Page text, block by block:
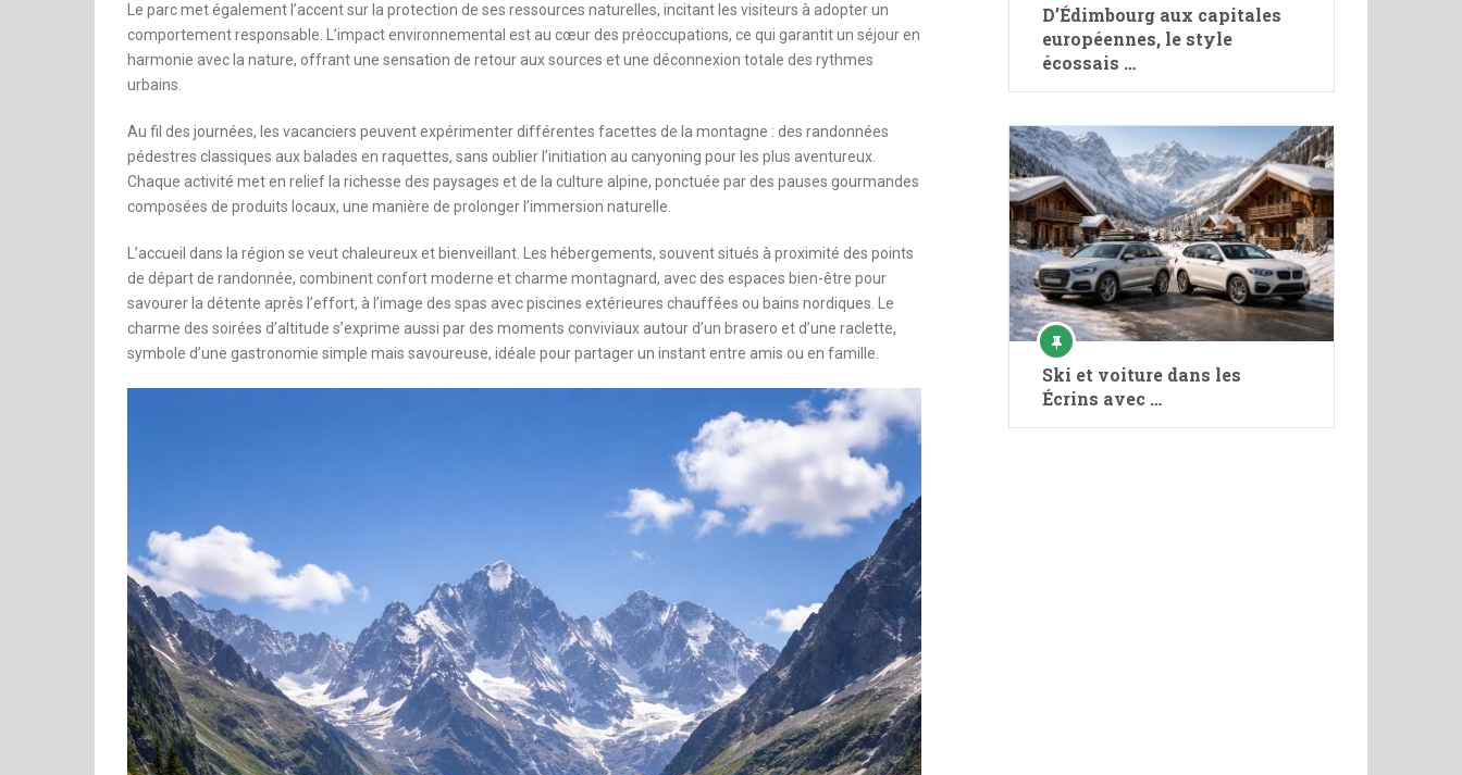
Le parc met également l’accent sur la protection de ses ressources naturelles, incitant les visiteurs à adopter un
comportement responsable. L’impact environnemental est au cœur des préoccupations, ce qui garantit un séjour en
harmonie avec la nature, offrant une sensation de retour aux sources et une déconnexion totale des rythmes
urbains.
Au fil des journées, les vacanciers peuvent expérimenter différentes facettes de la montagne : des randonnées
pédestres classiques aux balades en raquettes, sans oublier l’initiation au canyoning pour les plus aventureux.
Chaque activité met en relief la richesse des paysages et de la culture alpine, ponctuée par des pauses gourmandes
composées de produits locaux, une manière de prolonger l’immersion naturelle.
L’accueil dans la région se veut chaleureux et bienveillant. Les hébergements, souvent situés à proximité des points
de départ de randonnée, combinent confort moderne et charme montagnard, avec des espaces bien-être pour
savourer la détente après l’effort, à l’image des spas avec piscines extérieures chauffées ou bains nordiques. Le
charme des soirées d’altitude s’exprime aussi par des moments conviviaux autour d’un brasero et d’une raclette,
symbole d’une gastronomie simple mais savoureuse, idéale pour partager un instant entre amis ou en famille.
D’Édimbourg aux capitales
européennes, le style
écossais …
Ski et voiture dans les
Écrins avec …